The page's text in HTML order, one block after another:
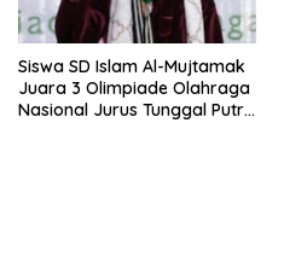
Siswa SD Islam Al-Mujtamak
Juara 3 Olimpiade Olahraga
Nasional Jurus Tunggal Putri